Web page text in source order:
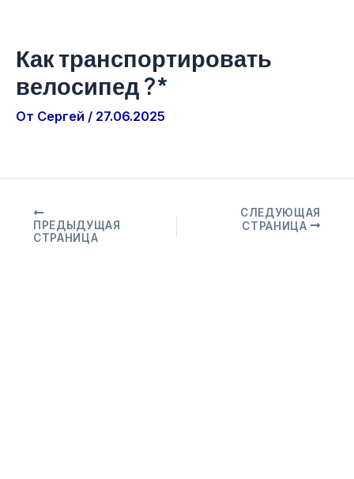
Как транспортировать
велосипед ?*
От Сергей / 27.06.2025
ПРЕДЫДУЩАЯ
СТРАНИЦА
СЛЕДУЮЩАЯ
СТРАНИЦА